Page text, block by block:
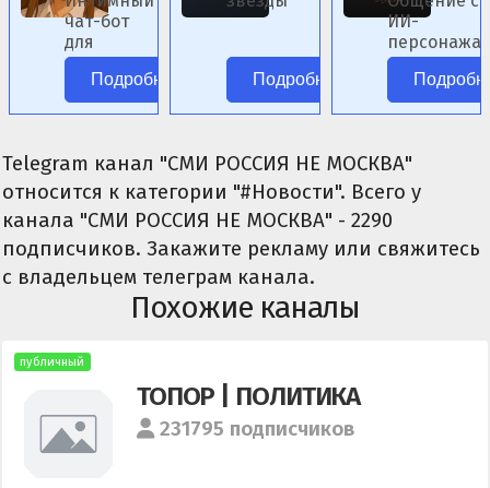
чат-бот
для
ролевых
сценариев.
Подробнее Подробнее
ИИ-
аниме без
цензуры.
Telegram канал "СМИ РОССИЯ НЕ МОСКВА"
относится к категории "#Новости". Всего у
канала "СМИ РОССИЯ НЕ МОСКВА" - 2290
подписчиков. Закажите рекламу или свяжитесь
с владельцем телеграм канала.
Похожие каналы
публичный
ТОПОР | ПОЛИТИКА
231795 подписчиков